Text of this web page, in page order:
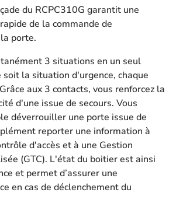
du RCPC310G garantit une
de la commande de
porte.
3 situations en un seul
la situation d'urgence, chaque
aux 3 contacts, vous renforcez la
d'une issue de secours. Vous
déverrouiller une porte issue de
reporter une information à
d'accès et à une Gestion
(GTC). L'état du boitier est ainsi
et permet d’assurer une
en cas de déclenchement du